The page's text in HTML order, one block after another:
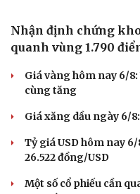
Sau sắp xếp đơn vị
sinh hoạt cộng đồng
THỊ TRƯỜNG